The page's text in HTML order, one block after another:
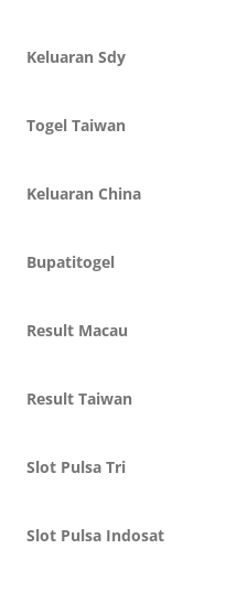
Keluaran Sdy
Togel Taiwan
Keluaran China
Bupatitogel
Result Macau
Result Taiwan
Slot Pulsa Tri
Slot Pulsa Indosat